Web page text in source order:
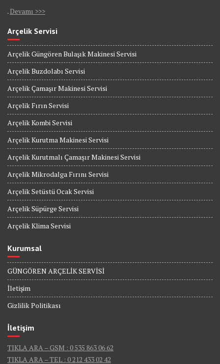
.Devamı >>>
Arçelik Servisi
Arçelik Güngören Bulaşık Makinesi Servisi
Arçelik Buzdolabı Servisi
Arçelik Çamaşır Makinesi Servisi
Arçelik Fırın Servisi
Arçelik Kombi Servisi
Arçelik Kurutma Makinesi Servisi
Arçelik Kurutmalı Çamaşır Makinesi Servisi
Arçelik Mikrodalga Fırını Servisi
Arçelik Setüstü Ocak Servisi
Arçelik Süpürge Servisi
Arçelik Klima Servisi
Kurumsal
GÜNGÖREN ARÇELİK SERVİSİ
İletişim
Gizlilik Politikası
İletişim
TIKLA ARA – GSM : 0 535 863 06 62
TIKLA ARA – TEL : 0 212 433 02 42